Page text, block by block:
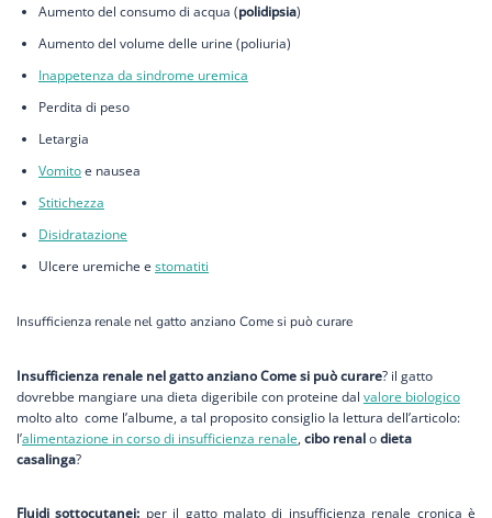
Aumento del consumo di acqua (polidipsia)
Aumento del volume delle urine (poliuria)
Inappetenza da sindrome uremica
Perdita di peso
Letargia
Vomitoe nausea
Stitichezza
Disidratazione
Ulcere uremiche e stomatiti
Insufficienza renale nel gatto anziano Come si può curare
Insufficienza renale nel gatto anziano Come si può curare? il gatto
dovrebbe mangiare una dieta digeribile con proteine dal valore biologico
molto alto come l’albume, a tal proposito consiglio la lettura dell’articolo:
l’alimentazione in corso di insufficienza renale, cibo renalodieta
casalinga?
Fluidi sottocutanei: per il gatto malato di insufficienza renale cronica è